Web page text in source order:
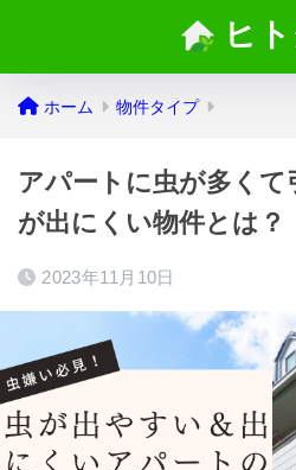
ヒ
ホーム 物件タイプ
アパートに虫が多くて
が出にくい物件とは？
2023年11月10日